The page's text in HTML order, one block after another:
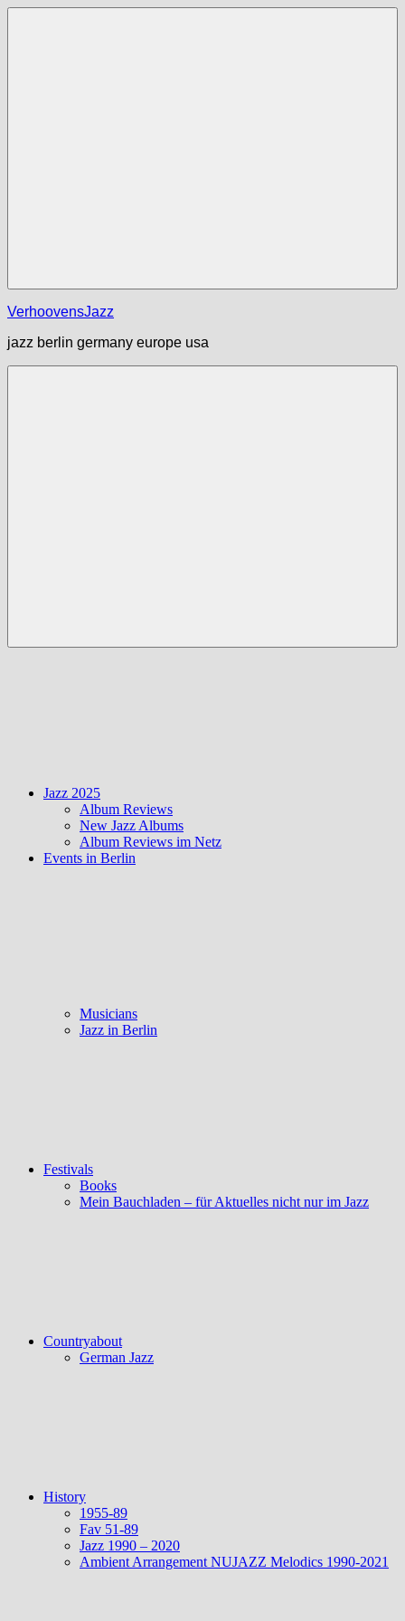
Zum
VerhoovensJazz
jazz berlin germany europe usa
Jazz 2025
Album Reviews
New Jazz Albums
Album Reviews im Netz
Events in Berlin
Musicians
Jazz in Berlin
Festivals
Books
Mein Bauchladen – für Aktuelles nicht nur im Jazz
Countryabout
German Jazz
History
1955-89
Fav 51-89
Jazz 1990 – 2020
Ambient Arrangement NUJAZZ Melodics 1990-2021